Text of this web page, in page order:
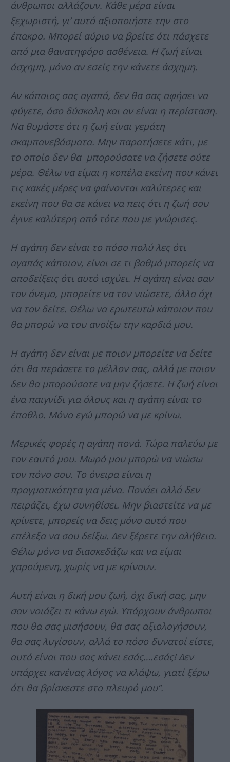
άνθρωποι αλλάζουν. Κάθε μέρα είναι
ξεχωριστή, γι’ αυτό αξιοποιήστε την στο
έπακρο. Μπορεί αύριο να βρείτε ότι πάσχετε
από μια θανατηφόρο ασθένεια. Η ζωή είναι
άσχημη, μόνο αν εσείς την κάνετε άσχημη.
Αν κάποιος σας αγαπά, δεν θα σας αφήσει να
φύγετε, όσο δύσκολη και αν είναι η περίσταση.
Να θυμάστε ότι η ζωή είναι γεμάτη
σκαμπανεβάσματα. Μην παρατήσετε κάτι, με
το οποίο δεν θα μπορούσατε να ζήσετε ούτε
μέρα. Θέλω να είμαι η κοπέλα εκείνη που κάνει
τις κακές μέρες να φαίνονται καλύτερες και
εκείνη που θα σε κάνει να πεις ότι η ζωή σου
έγινε καλύτερη από τότε που με γνώρισες.
Η αγάπη δεν είναι το πόσο πολύ λες ότι
αγαπάς κάποιον, είναι σε τι βαθμό μπορείς να
αποδείξεις ότι αυτό ισχύει. Η αγάπη είναι σαν
τον άνεμο, μπορείτε να τον νιώσετε, άλλα όχι
να τον δείτε. Θέλω να ερωτευτώ κάποιον που
θα μπορώ να του ανοίξω την καρδιά μου.
Η αγάπη δεν είναι με ποιον μπορείτε να δείτε
ότι θα περάσετε το μέλλον σας, αλλά με ποιον
δεν θα μπορούσατε να μην ζήσετε. Η ζωή είναι
ένα παιγνίδι για όλους και η αγάπη είναι το
έπαθλο. Μόνο εγώ μπορώ να με κρίνω.
Μερικές φορές η αγάπη πονά. Τώρα παλεύω με
τον εαυτό μου. Μωρό μου μπορώ να νιώσω
τον πόνο σου. Το όνειρα είναι η
πραγματικότητα για μένα. Πονάει αλλά δεν
πειράζει, έχω συνηθίσει. Μην βιαστείτε να με
κρίνετε, μπορείς να δεις μόνο αυτό που
επέλεξα να σου δείξω. Δεν ξέρετε την αλήθεια.
Θέλω μόνο να διασκεδάζω και να είμαι
χαρούμενη, χωρίς να με κρίνουν.
Αυτή είναι η δική μου ζωή, όχι δική σας, μην
σαν νοιάζει τι κάνω εγώ. Υπάρχουν άνθρωποι
που θα σας μισήσουν, θα σας αξιολογήσουν,
θα σας λυγίσουν, αλλά το πόσο δυνατοί είστε,
αυτό είναι που σας κάνει εσάς….εσάς! Δεν
υπάρχει κανένας λόγος να κλάψω, γιατί ξέρω
ότι θα βρίσκεστε στο πλευρό μου”.